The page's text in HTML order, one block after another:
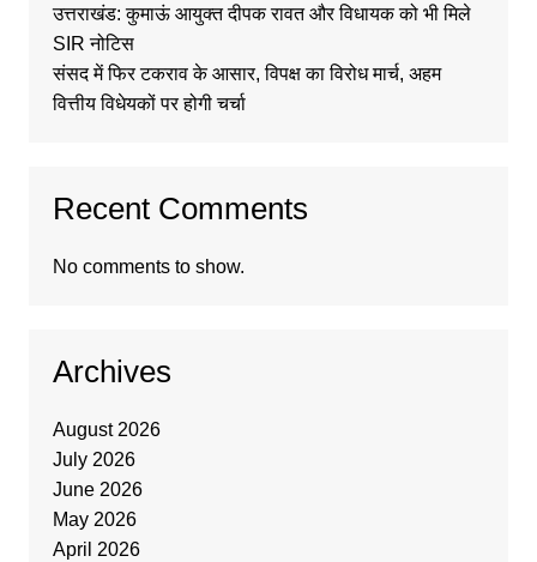
उत्तराखंड: कुमाऊं आयुक्त दीपक रावत और विधायक को भी मिले
SIR नोटिस
संसद में फिर टकराव के आसार, विपक्ष का विरोध मार्च, अहम
वित्तीय विधेयकों पर होगी चर्चा
Recent Comments
No comments to show.
Archives
August 2026
July 2026
June 2026
May 2026
April 2026